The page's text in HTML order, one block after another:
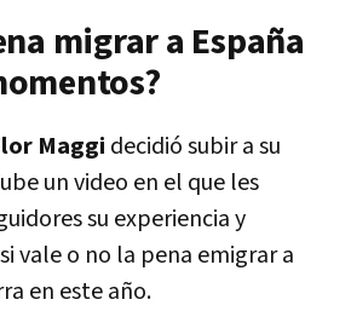
migrar a España
Maggi decidió subir a su
un video en el que les
su experiencia y
vale o no la pena emigrar a
en este año.